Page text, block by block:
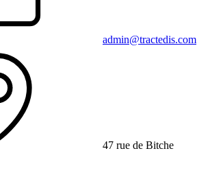
admin@tractedis.com
47 rue de Bitche